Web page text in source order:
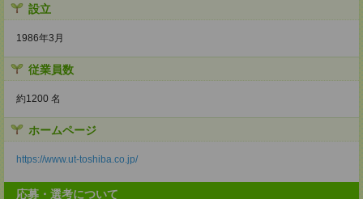
設立
1986年3月
従業員数
約1200 名
ホームページ
https://www.ut-toshiba.co.jp/
応募・選考について